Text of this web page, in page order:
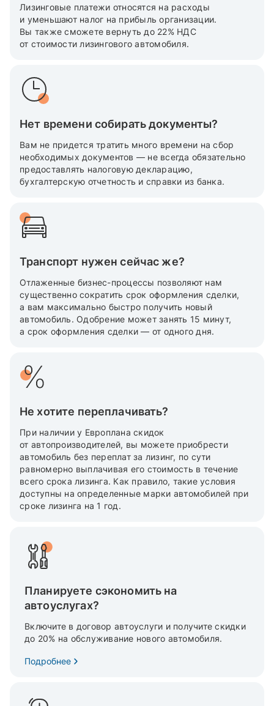
Лизинговые платежи относятся на расходы
и уменьшают налог на прибыль организации.
Вы также cможете вернуть до 22% НДС
от стоимости лизингового автомобиля.
Нет времени собирать документы?
Вам не придется тратить много времени на сбор
необходимых документов — не всегда обязательно
предоставлять налоговую декларацию,
бухгалтерскую отчетность и справки из банка.
Транспорт нужен сейчас же?
Отлаженные бизнес-процессы позволяют нам
существенно сократить срок оформления сделки,
а вам максимально быстро получить новый
автомобиль. Одобрение может занять 15 минут,
а срок оформления сделки — от одного дня.
Не хотите переплачивать?
При наличии у Европлана скидок
от автопроизводителей, вы можете приобрести
автомобиль без переплат за лизинг, по сути
равномерно выплачивая его стоимость в течение
всего срока лизинга. Как правило, такие условия
доступны на определенные марки автомобилей при
сроке лизинга на 1 год.
Планируете сэкономить на
автоуслугах?
Включите в договор автоуслуги и получите скидки
до 20% на обслуживание нового автомобиля.
Подробнее